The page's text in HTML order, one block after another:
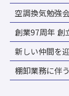
空調換気勉強
創業97周年 創
新しい仲間を
棚卸業務に伴